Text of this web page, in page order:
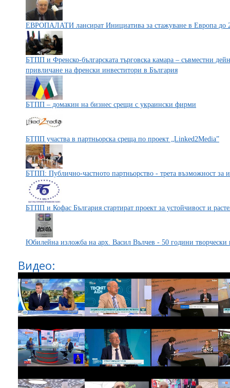
ЕВРОПАЛАТИ лансират Инициатива за стажуване в Европа до
БТПП и Френско-българската търговска камара – съвместни
привличане на френски инвеститори в България
БТПП – домакин на бизнес срещи с украински фирми
БТПП участва в партньорска среща по проект „Linked2Media”
БТПП: Публично-частното партньорство - трета възможност за
БТПП и Кофас България стартират проект за устойчивост и
Юбилейна изложба на арх. Васил Вълчев - 50 години
Видео: